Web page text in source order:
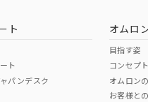
ト
ト
パンデスク
オムロ
目指す姿
コンセプ
オムロン
お客様と